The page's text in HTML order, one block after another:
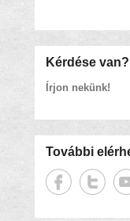
Kérdése van?
Írjon nekünk!
További